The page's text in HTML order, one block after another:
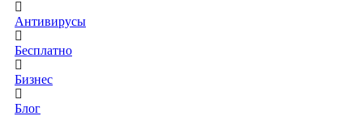
Антивирусы
Бесплатно
Бизнес
Блог